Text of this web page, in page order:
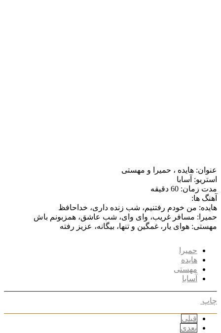
عنوان: هایده ، حمیرا و مهستی
استریو: آسابا
مدت زمان: 60 دقیقه
آهنگ ها:
هایده: من خودم رفتنیم، شب زنده داری، خداحافظ
حمیرا: مسافر غریب، وای وای، شب عاشق، همزبونم باش
مهستی: هوای یار، غمگین و تنها، بیگانه، عزیز رفته
حمیرا
هایده
مهستی
آسابا
چاپ
قبلی
بعدی